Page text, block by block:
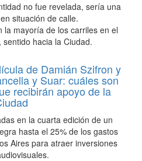
no fue revelada, sería una
situación de calle.
la mayoría de los carriles en el
sentido hacia la Ciudad.
de Damián Szifron y
y Suar: cuáles son
recibirán apoyo de la
en la cuarta edición de un
hasta el 25% de los gastos
Aires para atraer inversiones